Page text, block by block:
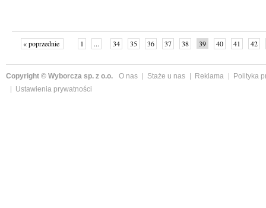
« poprzednie 1 ... 34 35 36 37 38 39 40 41
42
Copyright © Wyborcza sp. z o.o. O nas Staże u nas Reklama
Polityka
Ustawienia prywatności